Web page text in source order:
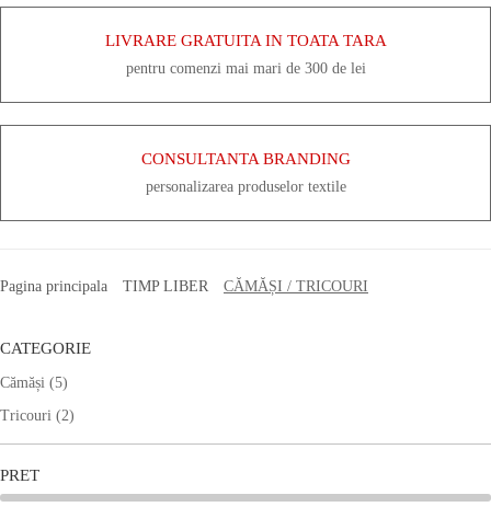
LIVRARE GRATUITA IN TOATA TARA
pentru comenzi mai mari de 300 de lei
CONSULTANTA BRANDING
personalizarea produselor textile
Pagina principala TIMP LIBER CĂMĂȘI / TRICOURI
CATEGORIE
Cămăși (5)
Tricouri (2)
PRET